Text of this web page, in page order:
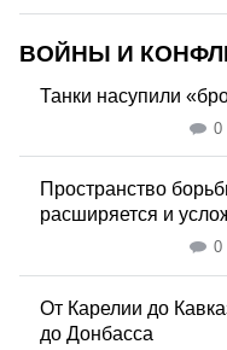
ВОЙНЫ И
Танки насупили
0
Пространство
расширяется и
0
От Карелии до
до Донбасса